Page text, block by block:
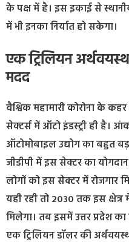
के पक्ष में है। इस इकाई से
में भी इनका निर्यात हो सकेगा।
एक ट्रिलियन
मदद
वैश्विक महामारी कोरोना के
सेक्टर्स में ऑटो इंडस्ट्री ही है।
ऑटोमोबाइल उद्योग का बहुत
जीडीपी में इस सेक्टर का
लोगों को इस सेक्टर में रोजगार
यही रही तो 2030 तक इस
मिलेगा। तब इसमें उत्तर प्रदेश
एक ट्रिलियन डॉलर की